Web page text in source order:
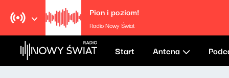
Pion i poziom!
Radio Nowy Świat
Start Antena